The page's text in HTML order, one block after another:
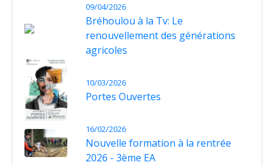
09/04/2026
Bréhoulou à la Tv: Le
renouvellement des générations
agricoles
10/03/2026
Portes Ouvertes
16/02/2026
Nouvelle formation à la rentrée
2026 - 3ème EA